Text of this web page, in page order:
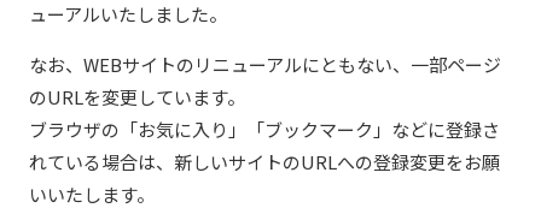
ューアルいたしました。
なお、WEBサイトのリニューアルにともない、一部ページ
のURLを変更しています。
ブラウザの「お気に入り」「ブックマーク」などに登録さ
れている場合は、新しいサイトのURLへの登録変更をお願
いいたします。